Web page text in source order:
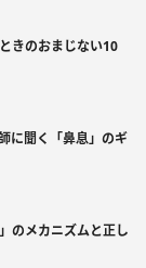
きのおまじない10
に聞く「鼻息」のギ
のメカニズムと正し